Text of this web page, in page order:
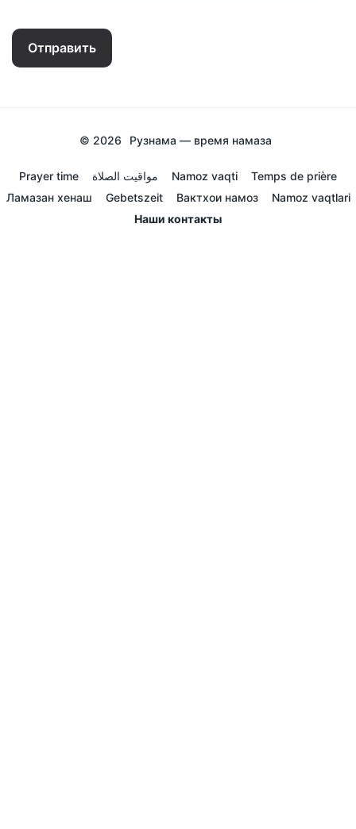
Отправить
© 2026 Рузнама — время намаза
Prayer time مواقيت الصلاة Namoz vaqti
Temps de prière
Ламазан хенаш
Gebetszeit Вактхои намоз
Namoz vaqtlari
Наши контакты